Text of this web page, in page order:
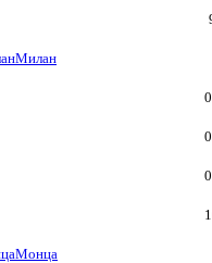
Милан
0
0
0
Монца